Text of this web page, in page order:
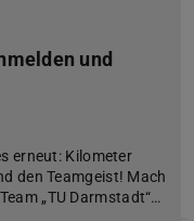
und
erneut: Kilometer
den Teamgeist! Mach
„TU Darmstadt“…